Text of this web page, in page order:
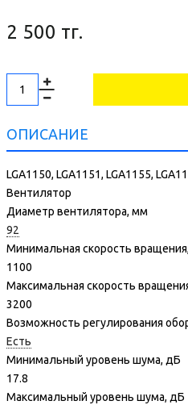
2 500 тг.
ОПИСАНИЕ
LGA1150, LGA1151, LGA1155,
Вентилятор
Диаметр вентилятора, мм
92
Минимальная скорость
1100
Максимальная скорость
3200
Возможность регулирования
Есть
Минимальный уровень шума, дБ
17.8
Максимальный уровень шума, дБ